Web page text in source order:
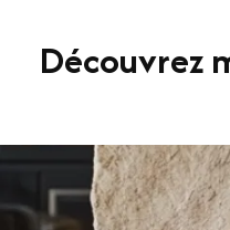
Découvrez